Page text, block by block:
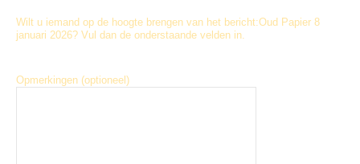
Wilt u iemand op de hoogte brengen van het bericht:Oud Papier 8
januari 2026? Vul dan de onderstaande velden in.
Opmerkingen (optioneel)